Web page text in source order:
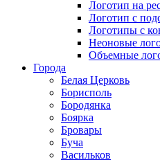
Логотип на
Логотип с
Логотипы с
Неоновые
Объемные
Города
Белая Церковь
Борисполь
Бородянка
Боярка
Бровары
Буча
Васильков